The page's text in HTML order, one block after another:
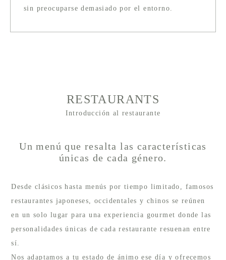
sin preocuparse demasiado por el entorno.
RESTAURANTS
Introducción al restaurante
Un menú que resalta las características
únicas de cada género.
Desde clásicos hasta menús por tiempo limitado, famosos
restaurantes japoneses, occidentales y chinos se reúnen
en un solo lugar para una experiencia gourmet donde las
personalidades únicas de cada restaurante resuenan entre
sí.
Nos adaptamos a tu estado de ánimo ese día y ofrecemos